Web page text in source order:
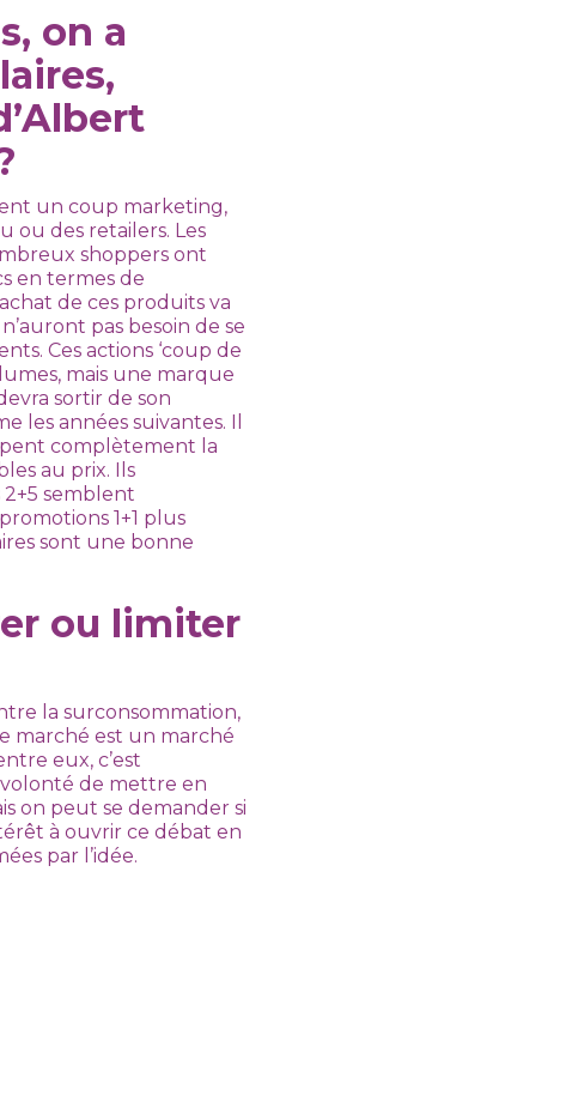
on a
un coup marketing,
des retailers. Les
shoppers ont
en termes de
de ces produits va
pas besoin de se
Ces actions ‘coup de
mais une marque
sortir de son
les années suivantes. Il
complètement la
au prix. Ils
2+5 semblent
1+1 plus
sont une bonne
ou limiter
la surconsommation,
marché est un marché
eux, c’est
de mettre en
on peut se demander si
à ouvrir ce débat en
par l’idée.